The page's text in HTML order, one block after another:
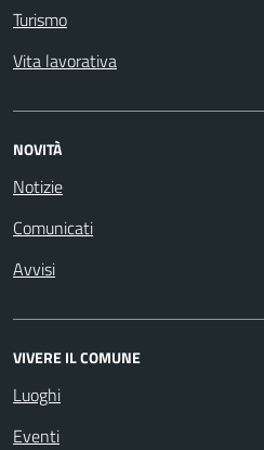
Turismo
Vita lavorativa
NOVITÀ
Notizie
Comunicati
Avvisi
VIVERE IL COMUNE
Luoghi
Eventi